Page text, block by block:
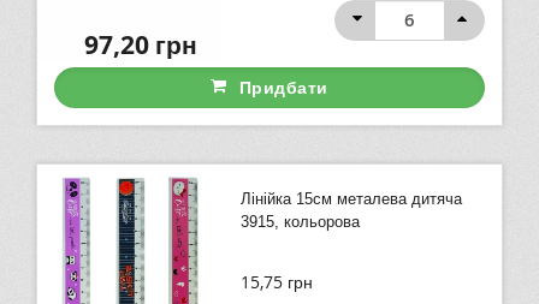
97,20грн
Придбати
Лінійка 15см металева дитяча
3915, кольорова
15,75 грн